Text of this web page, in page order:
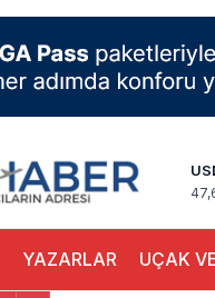
YAZARLAR UÇAK